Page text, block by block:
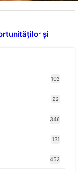
și
102
22
346
131
453